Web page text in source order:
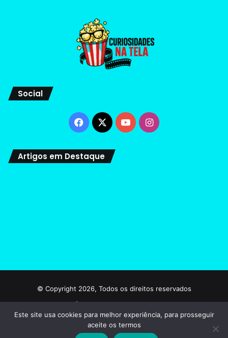
Social
Facebook
X YouTubeInstagram
Artigos em Destaque
© Copyright 2026, Todos os direitos reservados
Sobre – nós Contato
Transparência
Este site usa cookies para melhor experiência, para prosseguir
aceite os termos